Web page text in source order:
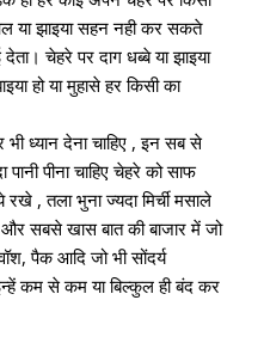
या झाइया सहन नही कर सकते
। चेहरे पर दाग धब्बे या झाइया
हो या मुहासे हर किसी का
भी ध्यान देना चाहिए , इन सब से
पीना चाहिए चेहरे को साफ
, तला भुना ज्यदा मिर्ची मसाले
और सबसे खास बात की बाजार में जो
पैक आदि जो भी सोंदर्य
कम से कम या बिल्कुल ही बंद कर